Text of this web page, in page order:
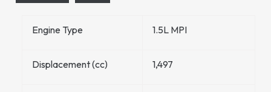
Engine Type 1.5L MPI
Displacement (cc) 1,497